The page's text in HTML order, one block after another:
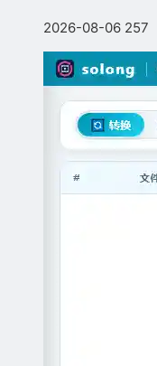
2026-08-06 257